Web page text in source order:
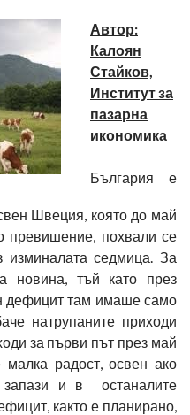
Автор:
Калоян
Стайков,
Институт за
пазарна
икономика
България е
Швеция, която до май
превишение, похвали се
изминалата седмица. За
новина, тъй като през
дефицит там имаше само
натрупаните приходи
за първи път през май
радост, освен ако
и в останалите
както е планирано,